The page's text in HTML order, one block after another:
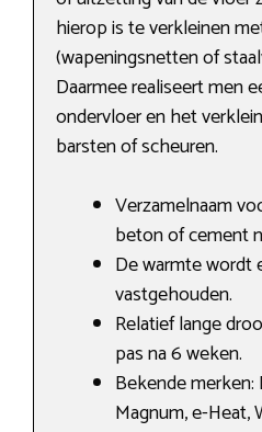
hierop is te verkleinen
(wapeningsnetten of
Daarmee realiseert men
ondervloer en het
barsten of scheuren.
Verzamelnaam
beton of cement
De warmte wordt
vastgehouden.
Relatief lange
pas na 6 weken.
Bekende
Magnum, e-Heat,